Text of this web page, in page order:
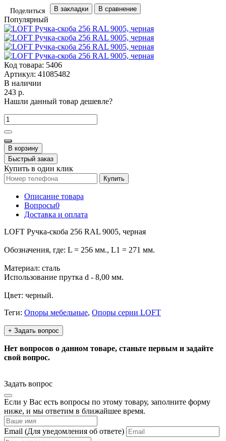
Поделиться В закладки В сравнение
Популярный
Код товара: 5406
Артикул: 41085482
В наличии
243 р.
Нашли данный товар дешевле?
В корзину
Быстрый заказ
Купить в один клик
Купить
Описание товара
Вопросы0
Доставка и оплата
LOFT Ручка-скоба 256 RAL 9005, черная
Обозначения, где: L = 256 мм., L1 = 271 мм.
Материал: сталь
Использование прутка d - 8,00 мм.
Цвет: черный.
Теги: Опоры мебельные, Опоры серии LOFT
+ Задать вопрос
Нет вопросов о данном товаре, станьте первым и задайте
свой вопрос.
Задать вопрос
Если у Вас есть вопросы по этому товару, заполните форму
ниже, и мы ответим в ближайшее время.
Email (Для уведомления об ответе)